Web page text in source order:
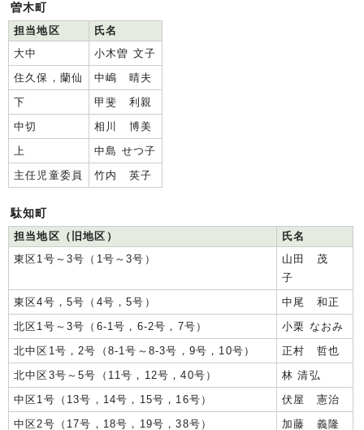
曽木町
担当地区
氏名
大中
小木曽 文子
住久保，蘭仙
中嶋 晴夫
下
甲斐 利親
中切
相川 博美
上
中島 せつ子
主任児童委員
竹内 英子
駄知町
担当地区（旧地区）
氏名
東区1号～3号（1号～3号）
山田 茂
子
東区4号，5号（4号，5号）
中尾 和正
北区1号～3号（6-1号，6-2号，7号）
小栗 なおみ
北中区1号，2号（8-1号～8-3号，9号，10号）
正村 哲也
北中区3号～5号（11号，12号，40号）
林 清弘
中区1号（13号，14号，15号，16号）
伏屋 憲治
中区2号（17号，18号，19号，38号）
加藤 義隆